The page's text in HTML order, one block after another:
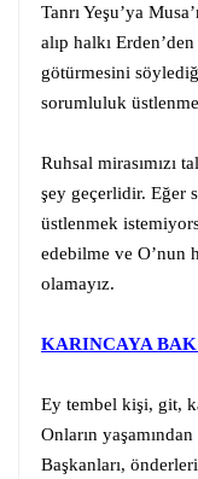
Tanrı Yeşu’ya
alıp halkı
götürmesini
sorumluluk
Ruhsal mirasımızı
şey geçerlidir. Eğer
üstlenmek
edebilme ve O’nun
olamayız.
KARINCAYA
Ey tembel kişi, git,
Onların
Başkanları,